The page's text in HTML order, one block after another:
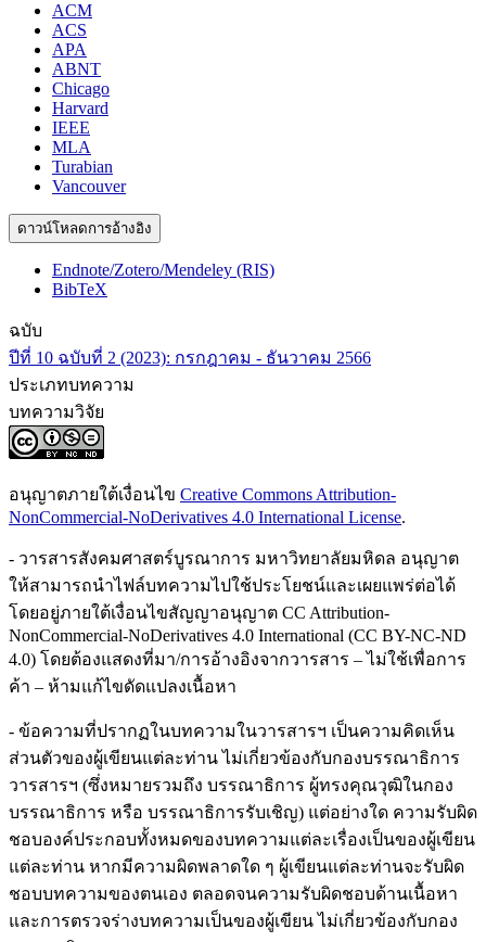
ACM
ACS
APA
ABNT
Chicago
Harvard
IEEE
MLA
Turabian
Vancouver
ดาวน์โหลดการอ้างอิง
Endnote/Zotero/Mendeley (RIS)
BibTeX
ฉบับ
ปีที่ 10 ฉบับที่ 2 (2023): กรกฎาคม - ธันวาคม 2566
ประเภทบทความ
บทความวิจัย
อนุญาตภายใต้เงื่อนไข Creative Commons Attribution-
NonCommercial-NoDerivatives 4.0 International License.
- วารสารสังคมศาสตร์บูรณาการ มหาวิทยาลัยมหิดล อนุญาต
ให้สามารถนำไฟล์บทความไปใช้ประโยชน์และเผยแพร่ต่อได้
โดยอยู่ภายใต้เงื่อนไขสัญญาอนุญาต CC Attribution-
NonCommercial-NoDerivatives 4.0 International (CC BY-NC-ND
4.0) โดยต้องแสดงที่มา/การอ้างอิงจากวารสาร – ไม่ใช้เพื่อการ
ค้า – ห้ามแก้ไขดัดแปลงเนื้อหา
- ข้อความที่ปรากฏในบทความในวารสารฯ เป็นความคิดเห็น
ส่วนตัวของผู้เขียนแต่ละท่าน ไม่เกี่ยวข้องกับกองบรรณาธิการ
วารสารฯ (ซึ่งหมายรวมถึง บรรณาธิการ ผู้ทรงคุณวุฒิในกอง
บรรณาธิการ หรือ บรรณาธิการรับเชิญ) แต่อย่างใด ความรับผิด
ชอบองค์ประกอบทั้งหมดของบทความแต่ละเรื่องเป็นของผู้เขียน
แต่ละท่าน หากมีความผิดพลาดใด ๆ ผู้เขียนแต่ละท่านจะรับผิด
ชอบบทความของตนเอง ตลอดจนความรับผิดชอบด้านเนื้อหา
และการตรวจร่างบทความเป็นของผู้เขียน ไม่เกี่ยวข้องกับกอง